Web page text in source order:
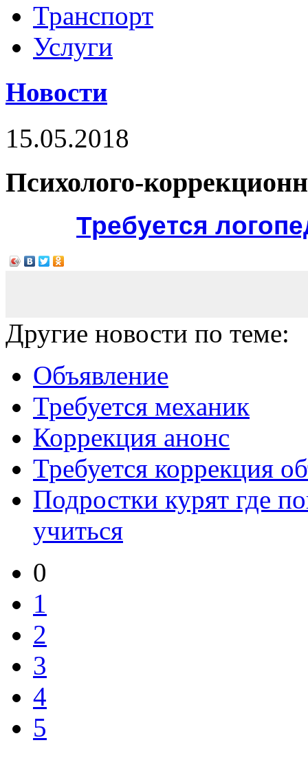
Транспорт
Услуги
Новости
15.05.2018
Психолого-
Требуется
Другие новости по теме:
Объявление
Требуется механик
Коррекция анонс
Требуется коррекция
Подростки курят где
учиться
0
1
2
3
4
5